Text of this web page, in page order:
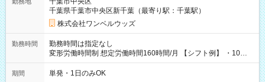
千葉県千葉市中央区新千葉（最寄り駅：千葉駅）
株式会社ワンベルウッズ
勤務時間
勤務時間は指定なし
変形労働時間制 想定労働時間160時間/月 【シフト例】 ・10：
00～20：00
期間 単発・1日のみOK